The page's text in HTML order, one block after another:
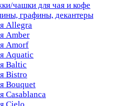
чашки для чая и кофе
графины, декантеры
Allegra
Amber
Amorf
Aquatic
Baltic
Bistro
Bouquet
Casablanсa